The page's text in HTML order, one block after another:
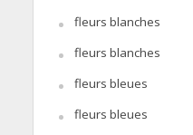
fleurs blanches
fleurs blanches
fleurs bleues
fleurs bleues